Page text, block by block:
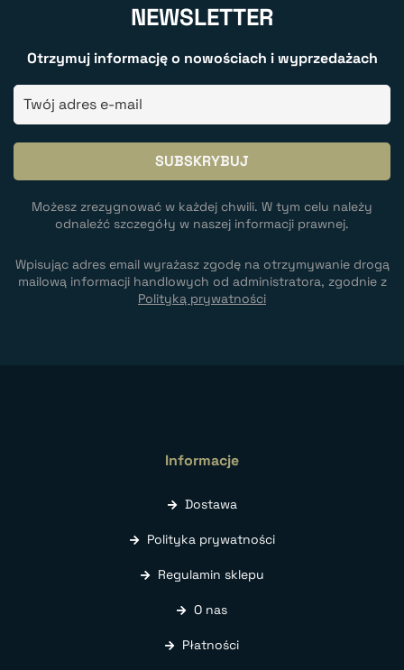
NEWSLETTER
Otrzymuj informację o nowościach i wyprzedażach
Możesz zrezygnować w każdej chwili. W tym celu należy
odnaleźć szczegóły w naszej informacji prawnej.
Wpisując adres email wyrażasz zgodę na otrzymywanie drogą
mailową informacji handlowych od administratora, zgodnie z
Polityką prywatności
Informacje
Dostawa
Polityka prywatności
Regulamin sklepu
O nas
Płatności